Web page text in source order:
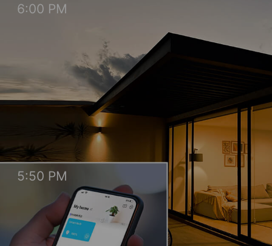
6:00 PM
5:50 PM